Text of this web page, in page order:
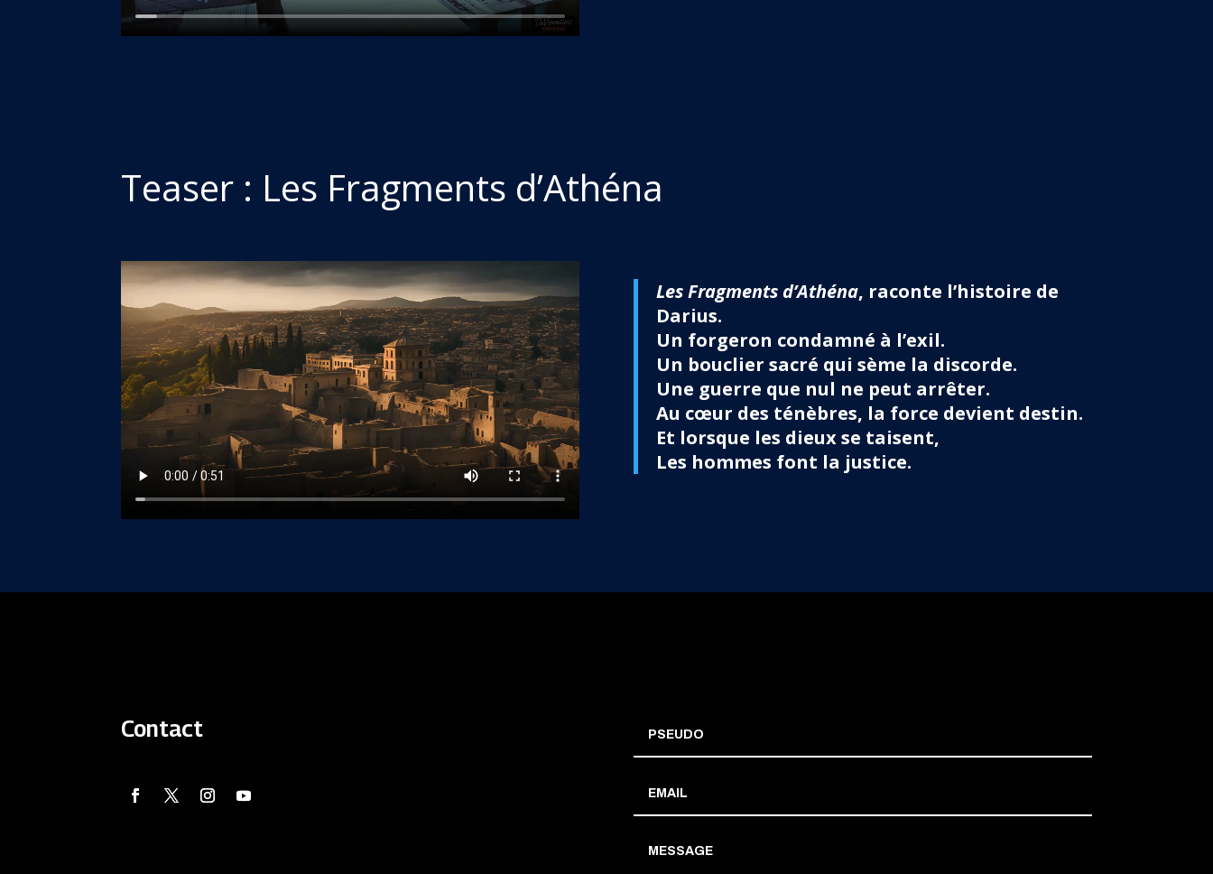
Teaser : Les Fragments d’Athéna
Les Fragments d’Athéna, raconte l’histoire de
Darius.
Un forgeron condamné à l’exil.
Un bouclier sacré qui sème la discorde.
Une guerre que nul ne peut arrêter.
Au cœur des ténèbres, la force devient destin.
Et lorsque les dieux se taisent,
Les hommes font la justice.
Contact